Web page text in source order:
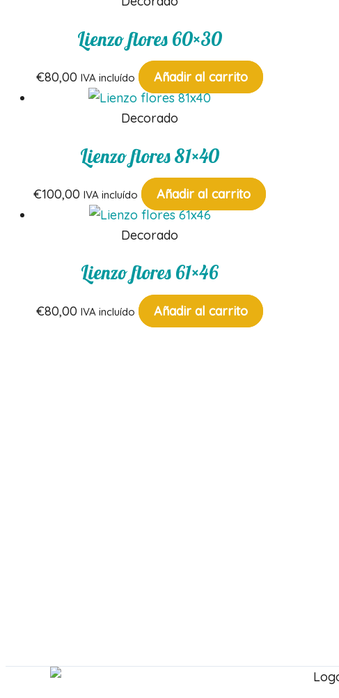
Lienzo flores 60×30
€80,00 IVA incluído Añadir al carrito
Decorado
Lienzo flores 81×40
€100,00 IVA incluído Añadir al carrito
Decorado
Lienzo flores 61×46
€80,00 IVA incluído Añadir al carrito